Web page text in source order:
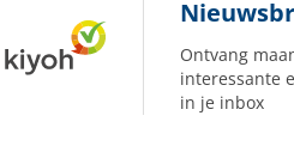
Ontvang
interessante
in je inbox